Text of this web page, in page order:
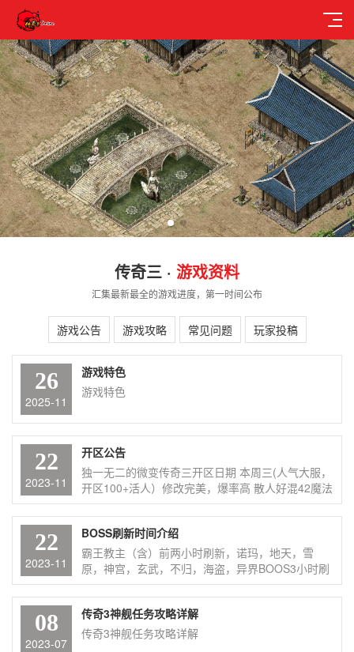
传奇三 · 游戏资料
汇集最新最全的游戏进度，第一时间公布
游戏公告 游戏攻略 常见问题 玩家投稿
26
2025-11
游戏特色
游戏特色
22
2023-11
开区公告
独一无二的微变传奇三开区日期 本周三(人气大服，
开区100+活人）修改完美，爆率高 散人好混42魔法
纯积分版本 长久耐玩，稳定性强装备都爆成品，可
合成可回收活动多，任务多，人气火爆绝不枯燥
22
2023-11
BOSS刷新时间介绍
霸王教主（含）前两小时刷新，诺玛，地天，雪
原，神宫，玄武，不归，海盗，异界BOOS3小时刷
新，赤龙，死魔，卧龙6小时刷新
08
2023-07
传奇3神舰任务攻略详解
传奇3神舰任务攻略详解